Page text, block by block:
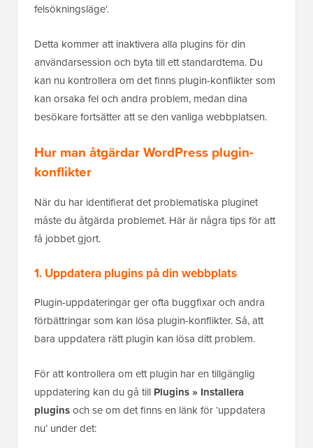
felsökningsläge'.
Detta kommer att inaktivera alla plugins för din
användarsession och byta till ett standardtema. Du
kan nu kontrollera om det finns plugin-konflikter som
kan orsaka fel och andra problem, medan dina
besökare fortsätter att se den vanliga webbplatsen.
Hur man åtgärdar WordPress plugin-
konflikter
När du har identifierat det problematiska pluginet
måste du åtgärda problemet. Här är några tips för att
få jobbet gjort.
1. Uppdatera plugins på din webbplats
Plugin-uppdateringar ger ofta buggfixar och andra
förbättringar som kan lösa plugin-konflikter. Så, att
bara uppdatera rätt plugin kan lösa ditt problem.
För att kontrollera om ett plugin har en tillgänglig
uppdatering kan du gå till Plugins » Installera
pluginsoch se om det finns en länk för ‘uppdatera
nu’ under det: